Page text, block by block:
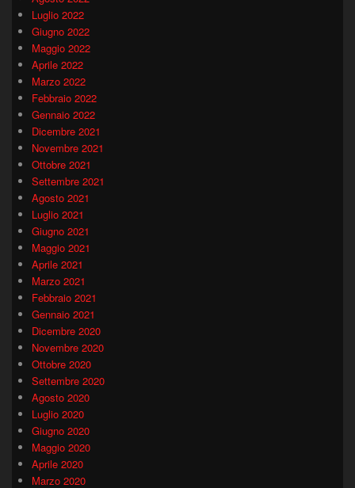
Luglio 2022
Giugno 2022
Maggio 2022
Aprile 2022
Marzo 2022
Febbraio 2022
Gennaio 2022
Dicembre 2021
Novembre 2021
Ottobre 2021
Settembre 2021
Agosto 2021
Luglio 2021
Giugno 2021
Maggio 2021
Aprile 2021
Marzo 2021
Febbraio 2021
Gennaio 2021
Dicembre 2020
Novembre 2020
Ottobre 2020
Settembre 2020
Agosto 2020
Luglio 2020
Giugno 2020
Maggio 2020
Aprile 2020
Marzo 2020